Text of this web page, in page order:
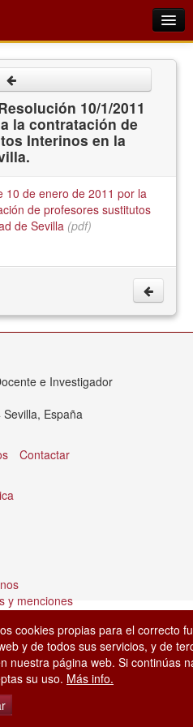
10/1/2011
la contratación de
Interinos en la
10 de enero de 2011 por la
de profesores sustitutos
de Sevilla (pdf)
e Investigador
España
Contactar
y menciones
cookies propias para el correcto
y de todos sus servicios, y de
nuestra página web. Si continúas
su uso. Más info.